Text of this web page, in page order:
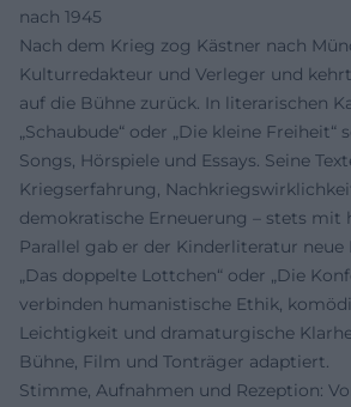
nach 1945
Nach dem Krieg zog Kästner nach
Kulturredakteur und Verleger und
auf die Bühne zurück. In literarischen
„Schaubude“ oder „Die kleine Freiheit“
Songs, Hörspiele und Essays. Seine
Kriegserfahrung,
demokratische Erneuerung – stets mit
Parallel gab er der Kinderliteratur neue
„Das doppelte Lottchen“ oder „Die
verbinden humanistische Ethik,
Leichtigkeit und dramaturgische
Bühne, Film und Tonträger adaptiert.
Stimme, Aufnahmen und Rezeption: